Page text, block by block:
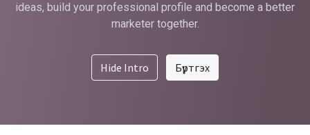
ideas, build your professional profile and become a better
marketer together.
Hide Intro Бүртгэх